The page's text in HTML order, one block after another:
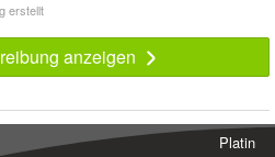
erstellt
anzeigen
Platin